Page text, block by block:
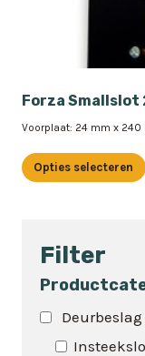
Forza Smallslot
Voorplaat: 24 mm x 240
Opties selecteren
meerdere
variaties.
optie
Filter
Deurbeslag